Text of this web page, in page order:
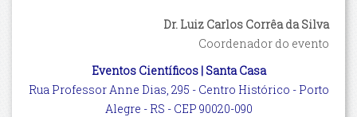
Dr. Luiz Carlos Corrêa da Silva
Coordenador do evento
Eventos Científicos | Santa Casa
Rua Professor Anne Dias, 295 - Centro Histórico - Porto
Alegre - RS - CEP 90020-090